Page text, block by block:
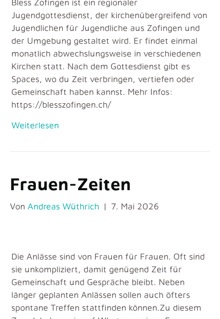
Jugendgottesdienst, der kirchenübergreifend von
Jugendlichen für Jugendliche aus Zofingen und
der Umgebung gestaltet wird. Er findet einmal
monatlich abwechslungsweise in verschiedenen
Kirchen statt. Nach dem Gottesdienst gibt es
Spaces, wo du Zeit verbringen, vertiefen oder
Gemeinschaft haben kannst. Mehr Infos:
https://blesszofingen.ch/
Weiterlesen
Frauen-Zeiten
Von Andreas Wüthrich | 7. Mai 2026
Die Anlässe sind von Frauen für Frauen. Oft sind
sie unkompliziert, damit genügend Zeit für
Gemeinschaft und Gespräche bleibt. Neben
länger geplanten Anlässen sollen auch öfters
spontane Treffen stattfinden können.Zu diesem